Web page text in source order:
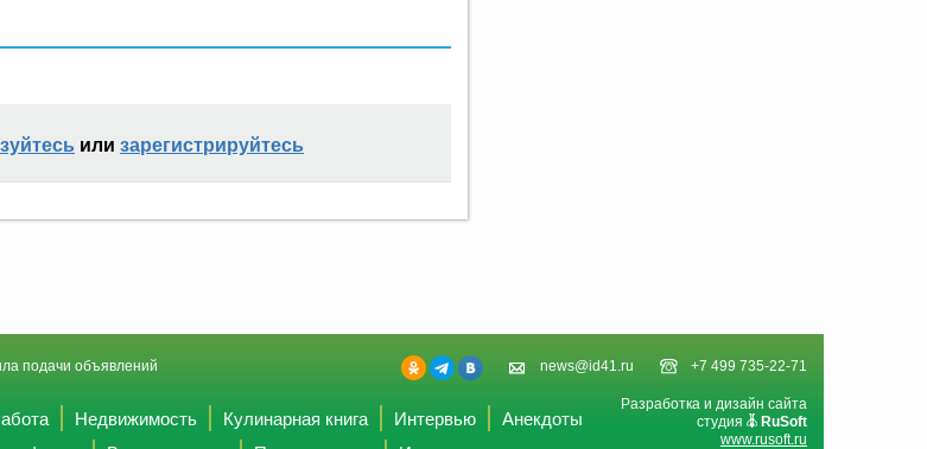
или зарегистрируйтесь
news@id41.ru +7 499 735-22-71
подачи объявлений
Разработка и дизайн сайта
студия
RuSoft
www.rusoft.ru
Недвижимость Кулинарная книга Интервью
Анекдоты